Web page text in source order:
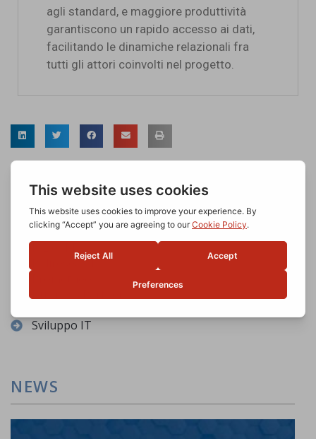
agli standard, e maggiore produttività
garantiscono un rapido accesso ai dati,
facilitando le dinamiche relazionali fra
tutti gli attori coinvolti nel progetto.
LE NOSTRE TECNOLOGIE
Poliresearch
Sviluppo IT
NEWS